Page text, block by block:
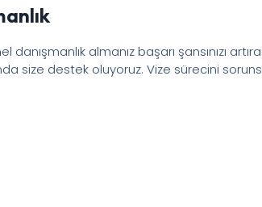
almanız başarı şansınızı
size destek oluyoruz. Vize sürecini